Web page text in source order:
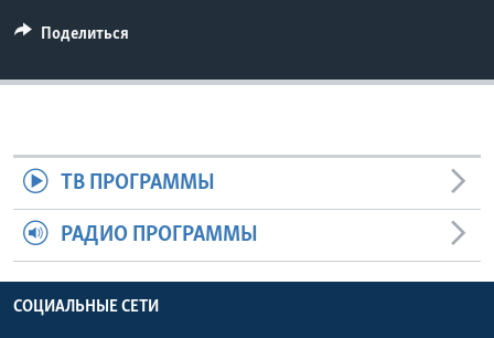
Языки
Поделиться
ТВ ПРОГРАММЫ
РАДИО ПРОГРАММЫ
СОЦИАЛЬНЫЕ СЕТИ